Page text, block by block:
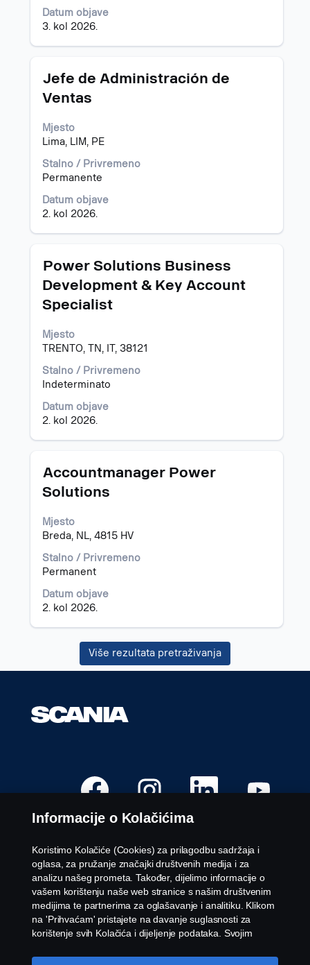
Datum objave
3. kol 2026.
poslu.
Naziv
Jefe de Administración de
Ventas
Mjesto
Lima, LIM, PE
Stalno / Privremeno
Permanente
Datum objave
2. kol 2026.
Odaberite
kako
prikazali
čitav
sadržaj
informacija
poslu.
Naziv
Power Solutions Business
Development & Key Account
Specialist
Mjesto
TRENTO, TN, IT, 38121
Stalno / Privremeno
Indeterminato
Datum objave
2. kol 2026.
Odaberite
kako
biste
čitav
sadržaj
o
poslu.
Naziv
Accountmanager Power
Solutions
Mjesto
Breda, NL, 4815 HV
Stalno / Privremeno
Permanent
Datum objave
2. kol 2026.
Odaberite
kako
prikazali
čitav
sadržaj
informacija
poslu.
Više rezultata pretraživanja
v
r
a
e
u
n
o
v
o
j
k
a
r
v
r
a
e
u
n
o
o
j
a
r
O
v
r
a
u
n
o
v
o
j
k
a
r
v
u
n
o
v
o
a
r
Dostupne pozicije
Lokacije karijera
Obratite nam se
O tvrtki Scania
Pravna obavijest
Informacije o Kolačićima
Koristimo Kolačiće (Cookies) za prilagodbu sadržaja i
oglasa, za pružanje značajki društvenih medija i za
analizu našeg prometa. Također, dijelimo informacije o
vašem korištenju naše web stranice s našim društvenim
medijima te partnerima za oglašavanje i analitiku. Klikom
na 'Prihvaćam' pristajete na davanje suglasnosti za
korištenje svih Kolačića i dijeljenje podataka. Svojim
Kolačića' i odabirom kategorija koje želite prihvatiti. Za